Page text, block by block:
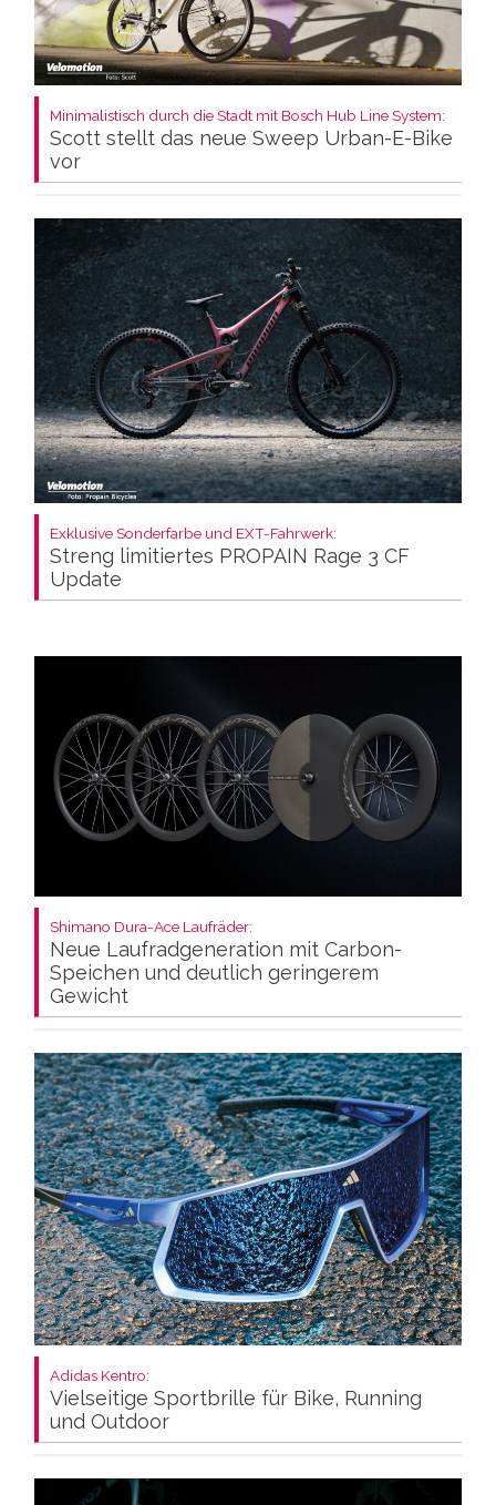
Minimalistisch durch die Stadt mit Bosch Hub Line System:
Scott stellt das neue Sweep Urban-E-Bike
vor
Exklusive Sonderfarbe und EXT-Fahrwerk:
Streng limitiertes PROPAIN Rage 3 CF
Update
Shimano Dura-Ace Laufräder:
Neue Laufradgeneration mit Carbon-
Speichen und deutlich geringerem
Gewicht
Adidas Kentro:
Vielseitige Sportbrille für Bike, Running
und Outdoor